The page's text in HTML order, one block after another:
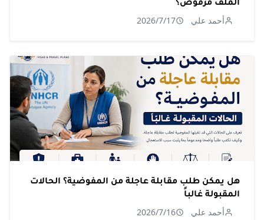
أحمد علي 2026/7/17
هل يمكن طلب مقابلة عاجلة من المفوضية؟ الحالات
المقبولة غالباً
أحمد علي 2026/7/16